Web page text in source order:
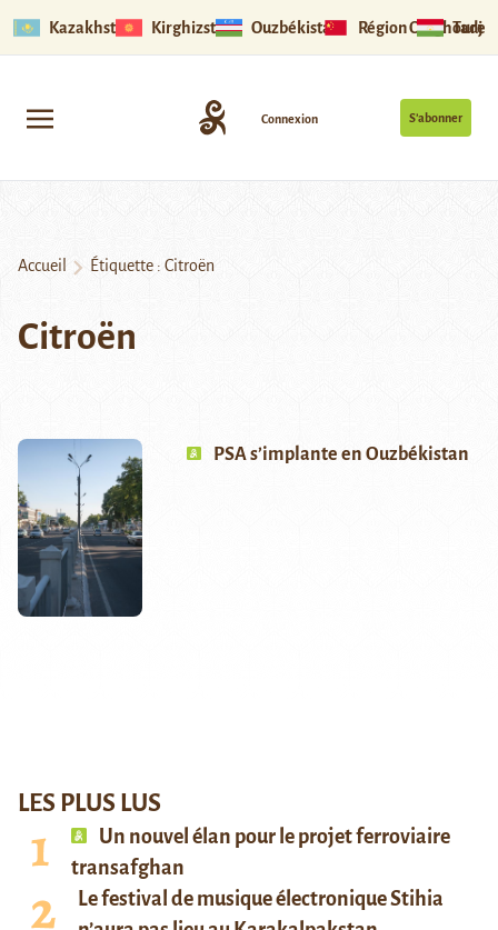
Kazakhstan Kirghizstan Ouzbékistan Région Ouïghoure
S’abonner
Connexion
Accueil Étiquette : Citroën
Citroën
PSA s’implante en Ouzbékistan
LES PLUS LUS
Un nouvel élan pour le projet ferroviaire
transafghan
Le festival de musique électronique Stihia